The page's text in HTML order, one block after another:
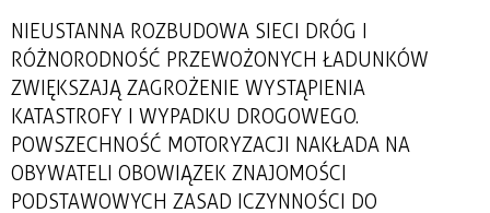
NIEUSTANNA ROZBUDOWA SIECI DRÓG I
RÓŻNORODNOŚĆ PRZEWOŻONYCH ŁADUNKÓW
ZWIĘKSZAJĄ ZAGROŻENIE WYSTĄPIENIA
KATASTROFY I WYPADKU DROGOWEGO.
POWSZECHNOŚĆ MOTORYZACJI NAKŁADA NA
OBYWATELI OBOWIĄZEK ZNAJOMOŚCI
PODSTAWOWYCH ZASAD I CZYNNOŚCI DO